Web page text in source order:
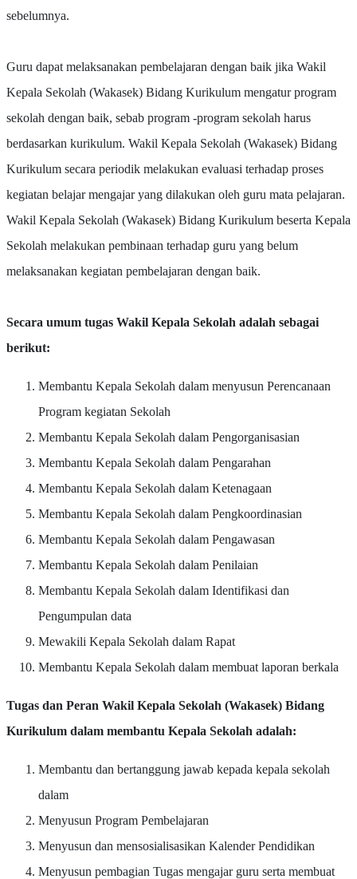
sebelumnya.
Guru dapat melaksanakan pembelajaran dengan baik jika Wakil
Kepala Sekolah (Wakasek) Bidang Kurikulum mengatur program
sekolah dengan baik, sebab program -program sekolah harus
berdasarkan kurikulum. Wakil Kepala Sekolah (Wakasek) Bidang
Kurikulum secara periodik melakukan evaluasi terhadap proses
kegiatan belajar mengajar yang dilakukan oleh guru mata pelajaran.
Wakil Kepala Sekolah (Wakasek) Bidang Kurikulum beserta Kepala
Sekolah melakukan pembinaan terhadap guru yang belum
melaksanakan kegiatan pembelajaran dengan baik.
Secara umum tugas Wakil Kepala Sekolah adalah sebagai
berikut:
Membantu Kepala Sekolah dalam menyusun Perencanaan
Program kegiatan Sekolah
Membantu Kepala Sekolah dalam Pengorganisasian
Membantu Kepala Sekolah dalam Pengarahan
Membantu Kepala Sekolah dalam Ketenagaan
Membantu Kepala Sekolah dalam Pengkoordinasian
Membantu Kepala Sekolah dalam Pengawasan
Membantu Kepala Sekolah dalam Penilaian
Membantu Kepala Sekolah dalam Identifikasi dan
Pengumpulan data
Mewakili Kepala Sekolah dalam Rapat
Membantu Kepala Sekolah dalam membuat laporan berkala
Tugas dan Peran Wakil Kepala Sekolah (Wakasek) Bidang
Kurikulum dalam membantu Kepala Sekolah adalah:
Membantu dan bertanggung jawab kepada kepala sekolah
dalam
Menyusun Program Pembelajaran
Menyusun dan mensosialisasikan Kalender Pendidikan
Menyusun pembagian Tugas mengajar guru serta membuat